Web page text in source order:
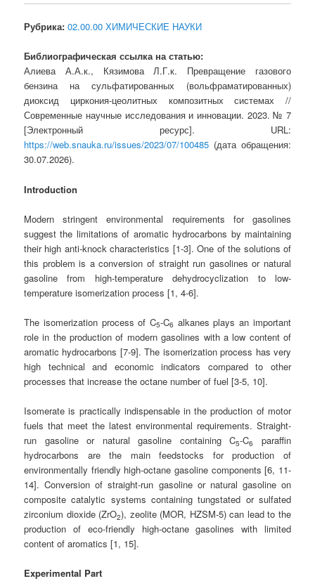
Рубрика: 02.00.00 ХИМИЧЕСКИЕ НАУКИ
Библиографическая ссылка на статью:
Алиева А.А.к., Кязимова Л.Г.к. Превращение газового
бензина на сульфатированных (вольфраматированных)
диоксид циркония-цеолитных композитных системах //
Современные научные исследования и инновации. 2023. № 7
[Электронный ресурс]. URL:
https://web.snauka.ru/issues/2023/07/100485 (дата обращения:
30.07.2026).
Introduction
Modern stringent environmental requirements for gasolines
suggest the limitations of aromatic hydrocarbons by maintaining
their high anti-knock characteristics [1-3]. One of the solutions of
this problem is a conversion of straight run gasolines or natural
gasoline from high-temperature dehydrocyclization to low-
temperature isomerization process [1, 4-6].
The isomerization process of C5-C6 alkanes plays an important
role in the production of modern gasolines with a low content of
aromatic hydrocarbons [7-9]. The isomerization process has very
high technical and economic indicators compared to other
processes that increase the octane number of fuel [3-5, 10].
Isomerate is practically indispensable in the production of motor
fuels that meet the latest environmental requirements. Straight-
run gasoline or natural gasoline containing C5-C6
paraffin
hydrocarbons are the main feedstocks for production of
environmentally friendly high-octane gasoline components [6, 11-
14]. Conversion of straight-run gasoline or natural gasoline on
composite catalytic systems containing tungstated or sulfated
zirconium dioxide (ZrO2), zeolite (MOR, HZSM-5) can lead to the
production of eco-friendly high-octane gasolines with limited
content of aromatics [1, 15].
Experimental Part